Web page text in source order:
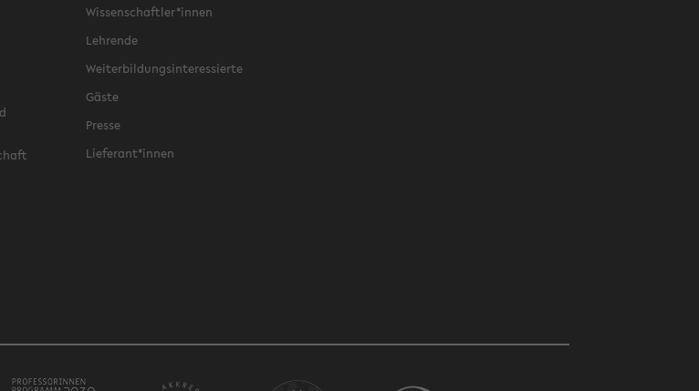
Wissenschaftler*innen
Lehrende
Weiterbildungsinteressierte
Gäste
Presse
Lieferant*innen